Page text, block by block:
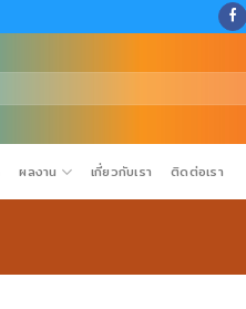
ผลงาน เกี่ยวกับเรา ติดต่อเรา